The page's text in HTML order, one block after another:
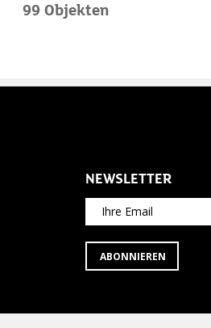
99 Objekten
NEWSLETTER
Ihre Email
ABONNIEREN
SIE
ABONNIEREN